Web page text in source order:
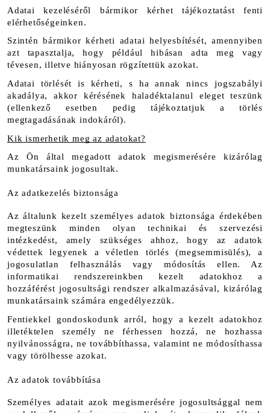
Adatai kezeléséről bármikor kérhet tájékoztatást fenti
elérhetőségeinken.
Szintén bármikor kérheti adatai helyesbítését, amennyiben
azt tapasztalja, hogy például hibásan adta meg vagy
tévesen, illetve hiányosan rögzítettük azokat.
Adatai törlését is kérheti, s ha annak nincs jogszabályi
akadálya, akkor kérésének haladéktalanul eleget teszünk
(ellenkező esetben pedig tájékoztatjuk a törlés
megtagadásának indokáról).
Kik ismerhetik meg az adatokat?
Az Ön által megadott adatok megismerésére kizárólag
munkatársaink jogosultak.
Az adatkezelés biztonsága
Az általunk kezelt személyes adatok biztonsága érdekében
megteszünk minden olyan technikai és szervezési
intézkedést, amely szükséges ahhoz, hogy az adatok
védettek legyenek a véletlen törlés (megsemmisülés), a
jogosulatlan felhasználás vagy módosítás ellen. Az
informatikai rendszereinkben kezelt adatokhoz a
hozzáférést jogosultsági rendszer alkalmazásával, kizárólag
munkatársaink számára engedélyezzük.
Fentiekkel gondoskodunk arról, hogy a kezelt adatokhoz
illetéktelen személy ne férhessen hozzá, ne hozhassa
nyilvánosságra, ne továbbíthassa, valamint ne módosíthassa
vagy törölhesse azokat.
Az adatok továbbítása
Személyes adatait azok megismerésére jogosultsággal nem